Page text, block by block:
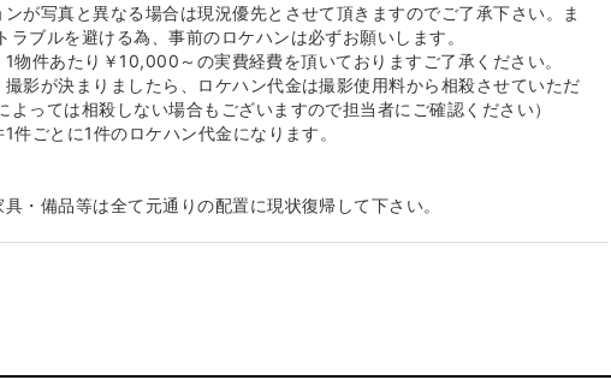
が写真と異なる場合は現況優先とさせて頂きますのでご了承下さい。ま
ラブルを避ける為、事前のロケハンは必ずお願いします。
物件あたり￥10,000～の実費経費を頂いておりますご了承ください。
影が決まりましたら、ロケハン代金は撮影使用料から相殺させていただ
よっては相殺しない場合もございますので担当者にご確認ください）
件ごとに1件のロケハン代金になります。
・備品等は全て元通りの配置に現状復帰して下さい。
体・設備・什器・内装・家具・備品等の仕様・配置に関しましては現状を